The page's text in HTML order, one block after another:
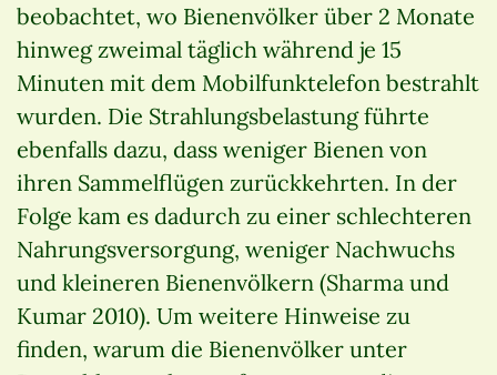
beobachtet, wo Bienenvölker über 2 Monate
hinweg zweimal täglich während je 15
Minuten mit dem Mobilfunktelefon bestrahlt
wurden. Die Strahlungsbelastung führte
ebenfalls dazu, dass weniger Bienen von
ihren Sammelflügen zurückkehrten. In der
Folge kam es dadurch zu einer schlechteren
Nahrungsversorgung, weniger Nachwuchs
und kleineren Bienenvölkern (Sharma und
Kumar 2010). Um weitere Hinweise zu
finden, warum die Bienenvölker unter